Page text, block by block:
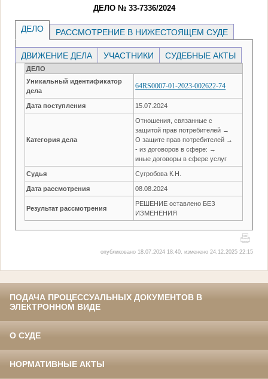
ДЕЛО № 33-7336/2024
ДЕЛО РАССМОТРЕНИЕ В НИЖЕСТОЯЩЕМ СУДЕ
ДВИЖЕНИЕ ДЕЛА УЧАСТНИКИ СУДЕБНЫЕ АКТЫ
ДЕЛО
Уникальный идентификатор
дела
64RS0007-01-2023-002622-74
Дата поступления 15.07.2024
Категория дела
Отношения, связанные с
защитой прав потребителей →
О защите прав потребителей →
- из договоров в сфере: →
иные договоры в сфере услуг
Судья Сугробова К.Н.
Дата рассмотрения 08.08.2024
Результат рассмотрения
РЕШЕНИЕ оставлено БЕЗ
ИЗМЕНЕНИЯ
опубликовано 18.07.2024 18:40, изменено 24.12.2025 22:15
ПОДАЧА ПРОЦЕССУАЛЬНЫХ ДОКУМЕНТОВ В
ЭЛЕКТРОННОМ ВИДЕ
О СУДЕ
НОРМАТИВНЫЕ АКТЫ